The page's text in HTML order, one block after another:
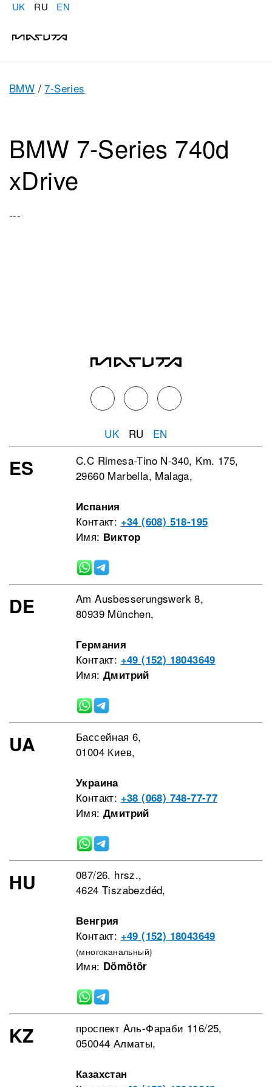
UK RU EN
BMW / 7-Series
BMW 7-Series 740d
xDrive
---
UK RU EN
ES
C.C Rimesa-Tino N-340, Km. 175,
29660 Marbella, Malaga,
Испания
Контакт: +34 (608) 518-195
Имя: Виктор
DE
Am Ausbesserungswerk 8,
80939 München,
Германия
Контакт: +49 (152) 18043649
Имя: Дмитрий
UA
Бассейная 6,
01004 Киев,
Украина
Контакт: +38 (068) 748-77-77
Имя: Дмитрий
HU
087/26. hrsz.,
4624 Tiszabezdéd,
Венгрия
Контакт: +49 (152) 18043649
(многоканальный)
Имя: Dömötör
KZ
проспект Aль-Фараби 116/25,
050044 Алматы,
Казахстан